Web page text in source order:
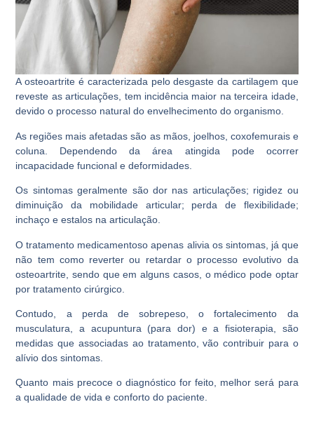
A osteoartrite é caracterizada pelo desgaste da cartilagem que
reveste as articulações, tem incidência maior na terceira idade,
devido o processo natural do envelhecimento do organismo.
As regiões mais afetadas são as mãos, joelhos, coxofemurais e
coluna. Dependendo da área atingida pode ocorrer
incapacidade funcional e deformidades.
Os sintomas geralmente são dor nas articulações; rigidez ou
diminuição da mobilidade articular; perda de flexibilidade;
inchaço e estalos na articulação.
O tratamento medicamentoso apenas alivia os sintomas, já que
não tem como reverter ou retardar o processo evolutivo da
osteoartrite, sendo que em alguns casos, o médico pode optar
por tratamento cirúrgico.
Contudo, a perda de sobrepeso, o fortalecimento da
musculatura, a acupuntura (para dor) e a fisioterapia, são
medidas que associadas ao tratamento, vão contribuir para o
alívio dos sintomas.
Quanto mais precoce o diagnóstico for feito, melhor será para
a qualidade de vida e conforto do paciente.